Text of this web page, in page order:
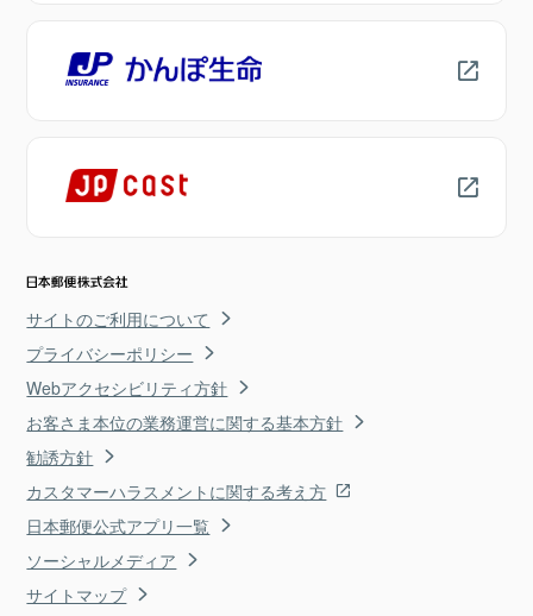
サイトのご利用について
プライバシーポリシー
Webアクセシビリティ方針
お客さま本位の業務運営に関する基本方針
勧誘方針
カスタマーハラスメントに関する考え方
日本郵便公式アプリ一覧
ソーシャルメディア
サイトマップ